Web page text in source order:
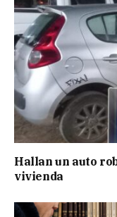
Hallan un auto
vivienda